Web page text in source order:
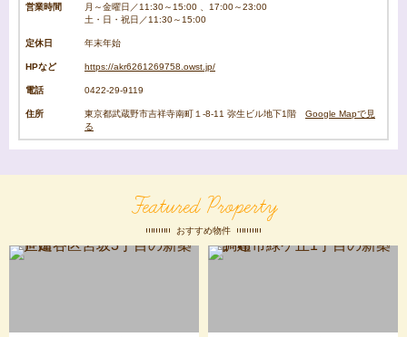
営業時間
月～金曜日／11:30～15:00 、17:00～23:00
土・日・祝日／11:30～15:00
定休日 年末年始
HPなど https://akr6261269758.owst.jp/
電話 0422-29-9119
住所 東京都武蔵野市吉祥寺南町１-8-11 弥生ビル地下1階 Google Mapで見
る
Featured Property
おすすめ物件